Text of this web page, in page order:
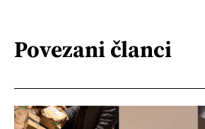
Povezani članci